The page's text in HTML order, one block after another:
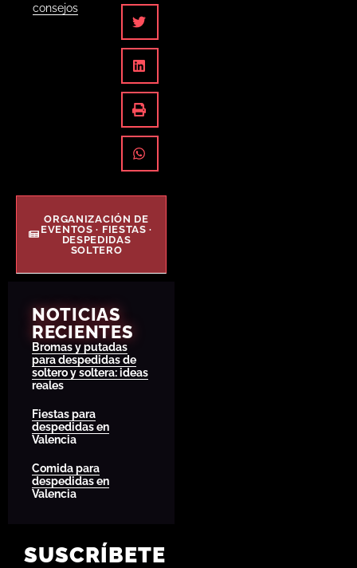
consejos
ORGANIZACIÓN DE
EVENTOS · FIESTAS ·
DESPEDIDAS
SOLTERO
NOTICIAS
RECIENTES
Bromas y putadas
para despedidas de
soltero y soltera: ideas
reales
Fiestas para
despedidas en
Valencia
Comida para
despedidas en
Valencia
SUSCRÍBETE